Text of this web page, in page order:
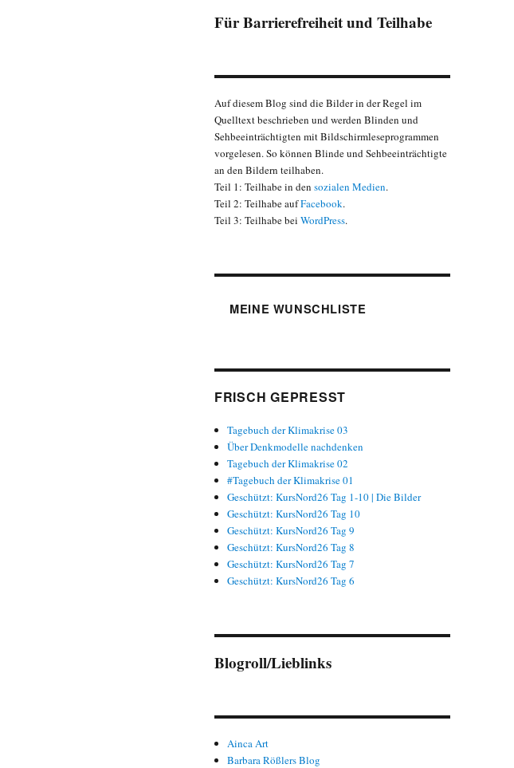
Für Barrierefreiheit und Teilhabe
Auf diesem Blog sind die Bilder in der Regel im
Quelltext beschrieben und werden Blinden und
Sehbeeinträchtigten mit Bildschirmleseprogrammen
vorgelesen. So können Blinde und Sehbeeinträchtigte
an den Bildern teilhaben.
Teil 1: Teilhabe in den sozialen Medien.
Teil 2: Teilhabe aufFacebook.
Teil 3: Teilhabe bei WordPress.
MEINE WUNSCHLISTE
FRISCH GEPRESST
Tagebuch der Klimakrise 03
Über Denkmodelle nachdenken
Tagebuch der Klimakrise 02
#Tagebuch der Klimakrise 01
Geschützt: KursNord26 Tag 1-10 | Die Bilder
Geschützt: KursNord26 Tag 10
Geschützt: KursNord26 Tag 9
Geschützt: KursNord26 Tag 8
Geschützt: KursNord26 Tag 7
Geschützt: KursNord26 Tag 6
Blogroll/Lieblinks
Ainca Art
Barbara Rößlers Blog